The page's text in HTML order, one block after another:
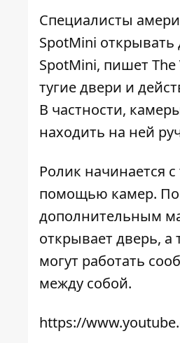
Специалисты
SpotMini
SpotMini, пишет The
тугие двери и
В частности,
находить на ней
Ролик начинается
помощью камер.
дополнительным
открывает дверь, а
могут работать
между собой.
https://